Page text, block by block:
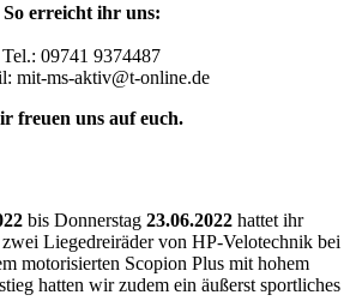
So erreicht ihr uns:
Tel.: 09741 9374487
mit-ms-aktiv@t-online.de
freuen uns auf euch.
bis Donnerstag 23.06.2022 hattet ihr
Liegedreiräder von HP-Velotechnik bei
motorisierten Scopion Plus mit hohem
hatten wir zudem ein äußerst sportliches